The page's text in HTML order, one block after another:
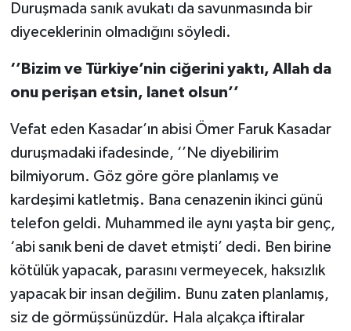
Duruşmada sanık avukatı da savunmasında bir
diyeceklerinin olmadığını söyledi.
‘’Bizim ve Türkiye’nin ciğerini yaktı, Allah da
onu perişan etsin, lanet olsun’’
Vefat eden Kasadar’ın abisi Ömer Faruk Kasadar
duruşmadaki ifadesinde, ‘’Ne diyebilirim
bilmiyorum. Göz göre göre planlamış ve
kardeşimi katletmiş. Bana cenazenin ikinci günü
telefon geldi. Muhammed ile aynı yaşta bir genç,
‘abi sanık beni de davet etmişti’ dedi. Ben birine
kötülük yapacak, parasını vermeyecek, haksızlık
yapacak bir insan değilim. Bunu zaten planlamış,
siz de görmüşsünüzdür. Hala alçakça iftiralar